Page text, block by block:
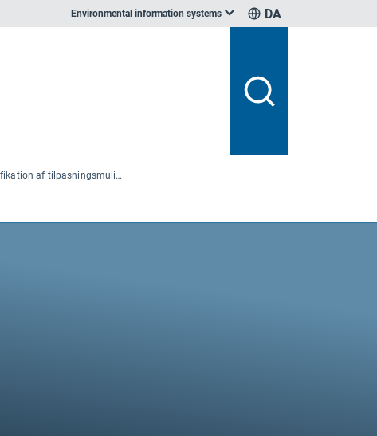
Environmental information systems DA
Trin 3 Identifikation af tilpasningsmuligheder